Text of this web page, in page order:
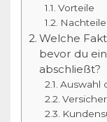
Vorteile
Nachteile
Welche
bevor du
abschließt?
Auswahl